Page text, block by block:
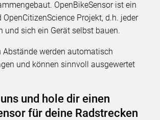
OpenBikeSensor ist ein
OpenCitizenScience Projekt, d.h. jeder
und sich ein Gerät selbst bauen.
Abstände werden automatisch
und können sinnvoll ausgewertet
und hole dir einen
für deine Radstrecken